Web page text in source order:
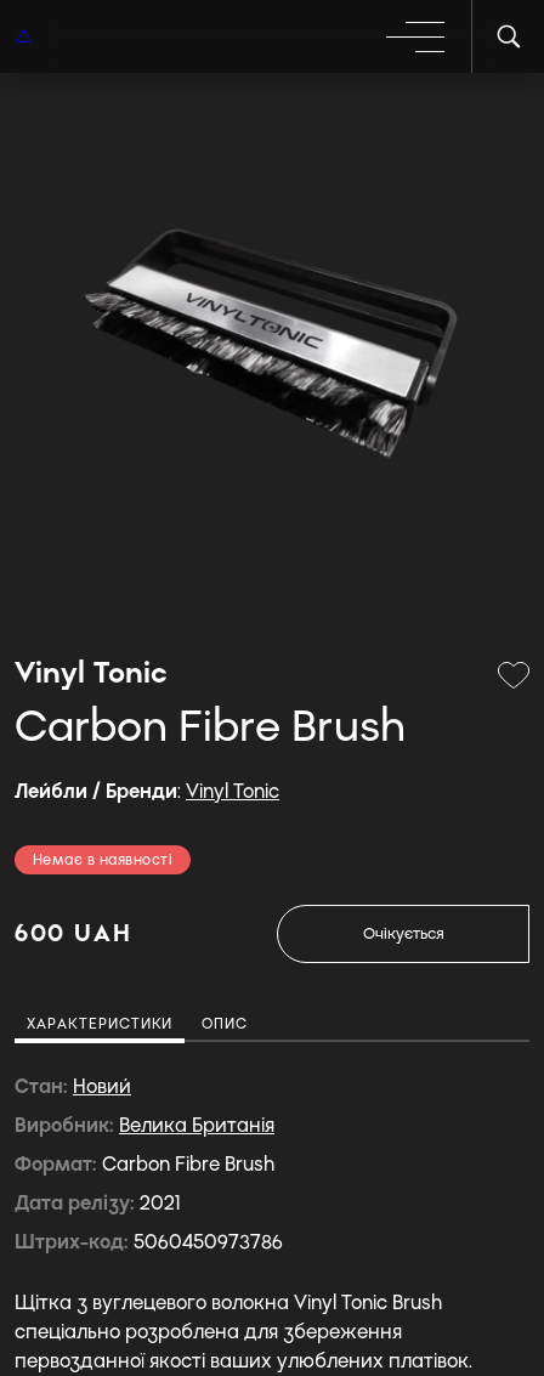
Vinyl Tonic
Carbon Fibre Brush
Лейбли / Бренди: Vinyl Tonic
Немає в наявності
600 UAH Очікується
ХАРАКТЕРИСТИКИ ОПИС
Стан Новий
Виробник Велика Британія
Формат Carbon Fibre Brush
Дата релізу 2021
Штрих-код 5060450973786
Щітка з вуглецевого волокна Vinyl Tonic Brush
спеціально розроблена для збереження
первозданної якості ваших улюблених платівок.